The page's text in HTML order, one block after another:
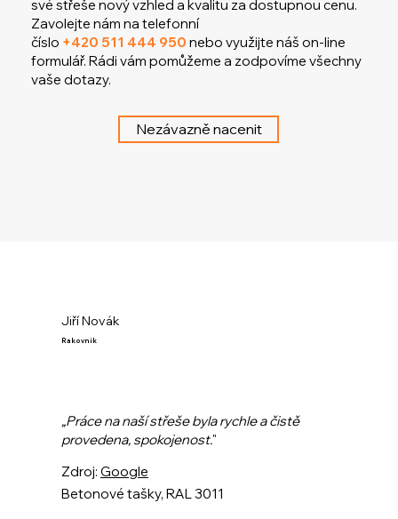
své střeše nový vzhled a kvalitu za dostupnou cenu.
Zavolejte nám na telefonní
číslo +420 511 444 950 nebo využijte náš on-line
formulář. Rádi vám pomůžeme a zodpovíme všechny
vaše dotazy.
Nezávazně nacenit
Jiří Novák
Rakovník
„Práce na naší střeše byla rychle a čistě
provedena, spokojenost."
Betonové tašky, RAL 3011
Zdroj: Google